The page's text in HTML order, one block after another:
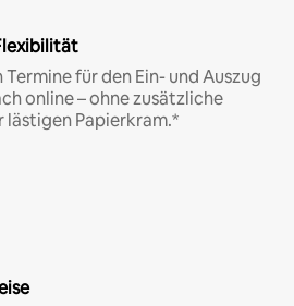
für den Ein- und Auszug
online – ohne zusätzliche
Papierkram.*